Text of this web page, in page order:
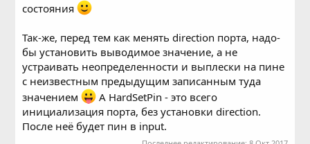
состояния
Так-же, перед тем как менять direction порта, надо-
бы установить выводимое значение, а не
устраивать неопределенности и выплески на пине
c неизвестным предыдущим записанным туда
значением
А HardSetPin - это всего
инициализация порта, без установки direction.
После неё будет пин в input.